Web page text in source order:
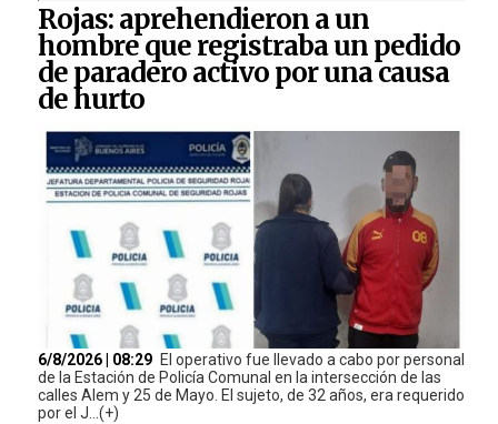
Rojas: aprehendieron a un
hombre que registraba un pedido
de paradero activo por una causa
de hurto
6/8/2026 | 08:29 El operativo fue llevado a cabo por personal
de la Estación de Policía Comunal en la intersección de las
calles Alem y 25 de Mayo. El sujeto, de 32 años, era requerido
por el J...(+)